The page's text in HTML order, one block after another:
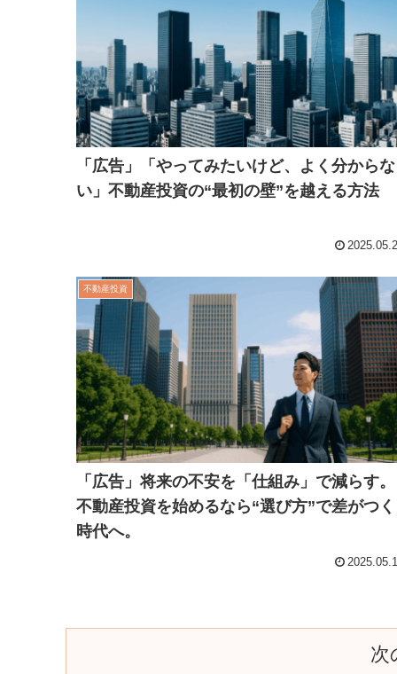
「広告」「やってみたいけど、よく分からな
い」不動産投資の“最初の壁”を越える方法
不動産投資
「広告」将来の不安を「仕組み」で減らす。
不動産投資を始めるなら“選び方”で差がつく
時代へ。
次